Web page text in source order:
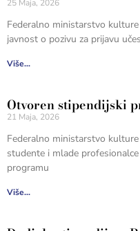
25 Maja, 2026
Federalno ministarstvo
javnost o pozivu za prijavu
Više...
Otvoren stipendijski
21 Maja, 2026
Federalno ministarstvo
studente i mlade
programu
Više...